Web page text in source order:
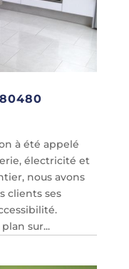
à été appelé
électricité et
nous avons
clients ses
sur...